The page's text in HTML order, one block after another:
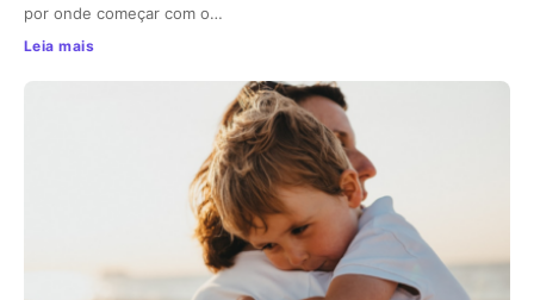
por onde começar com o…
Leia mais